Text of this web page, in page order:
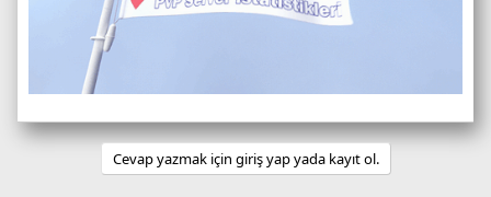
Cevap yazmak için giriş yap yada kayıt ol.